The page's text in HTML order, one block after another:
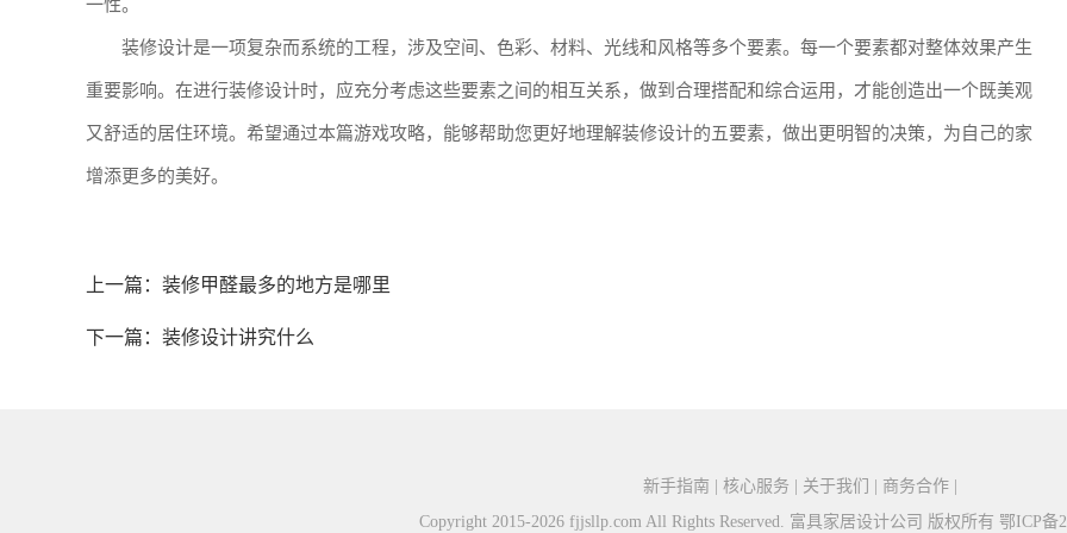
一性。
装修设计是一项复杂而系统的工程，涉及空间、色彩、材料、光线和风格等多个要素。每一个要素都对整体效果产生
重要影响。在进行装修设计时，应充分考虑这些要素之间的相互关系，做到合理搭配和综合运用，才能创造出一个既美观
又舒适的居住环境。希望通过本篇游戏攻略，能够帮助您更好地理解装修设计的五要素，做出更明智的决策，为自己的家
增添更多的美好。
上一篇： 装修甲醛最多的地方是哪里
下一篇： 装修设计讲究什么
新手指南 | 核心服务 | 关于我们 | 商务合作 |
Copyright 2015-2026 fjjsllp.com All Rights Reserved. 富具家居设计公司 版权所有 鄂ICP备